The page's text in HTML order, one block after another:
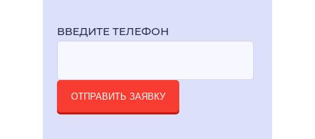
ВВЕДИТЕ ТЕЛЕФОН
ОТПРАВИТЬ ЗАЯВКУ